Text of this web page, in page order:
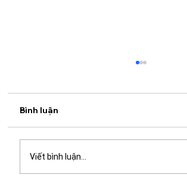
Bình luận
Viết bình luận...